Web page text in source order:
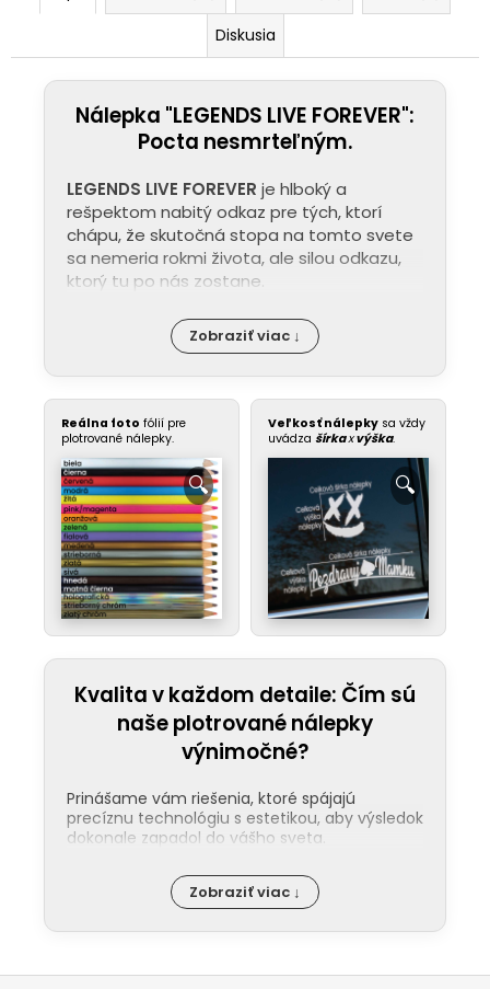
Diskusia
Nálepka "LEGENDS LIVE FOREVER":
Pocta nesmrteľným.
LEGENDS LIVE FOREVER je hlboký a
rešpektom nabitý odkaz pre tých, ktorí
chápu, že skutočná stopa na tomto svete
sa nemeria rokmi života, ale silou odkazu,
ktorý tu po nás zostane.
Zobraziť viac ↓
Reálna foto fólií pre
plotrované nálepky.
Veľkosť nálepky sa vždy
uvádza šírkaxvýška.
Kvalita v každom detaile: Čím sú
naše plotrované nálepky
výnimočné?
Prinášame vám riešenia, ktoré spájajú
precíznu technológiu s estetikou, aby výsledok
dokonale zapadol do vášho sveta.
Jednoduchá aplikácia: Nalepenie
našej nálepky zvládne každý. Ku každej
sprievodcu na našomYouTube.
Zobraziť viac ↓